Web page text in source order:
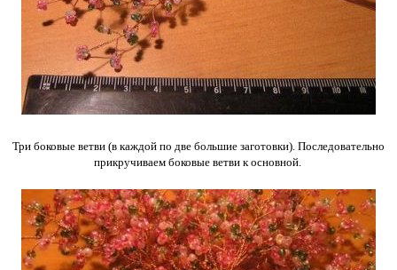
Три боковые ветви (в каждой по две большие заготовки). Последовательно
прикручиваем боковые ветви к основной.